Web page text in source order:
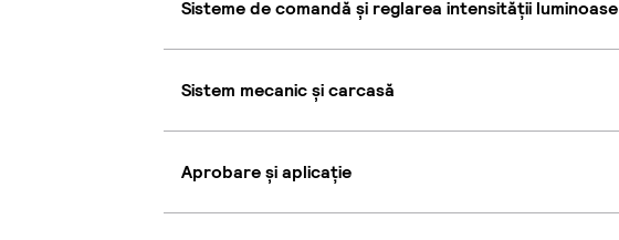
Sisteme de comandă și reglarea intensității luminoase
Sistem mecanic și carcasă
Aprobare și aplicație